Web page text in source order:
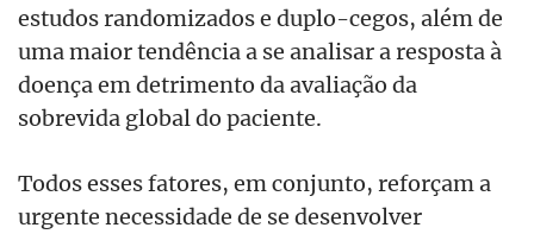
estudos randomizados e duplo-cegos, além de
uma maior tendência a se analisar a resposta à
doença em detrimento da avaliação da
sobrevida global do paciente.
Todos esses fatores, em conjunto, reforçam a
urgente necessidade de se desenvolver